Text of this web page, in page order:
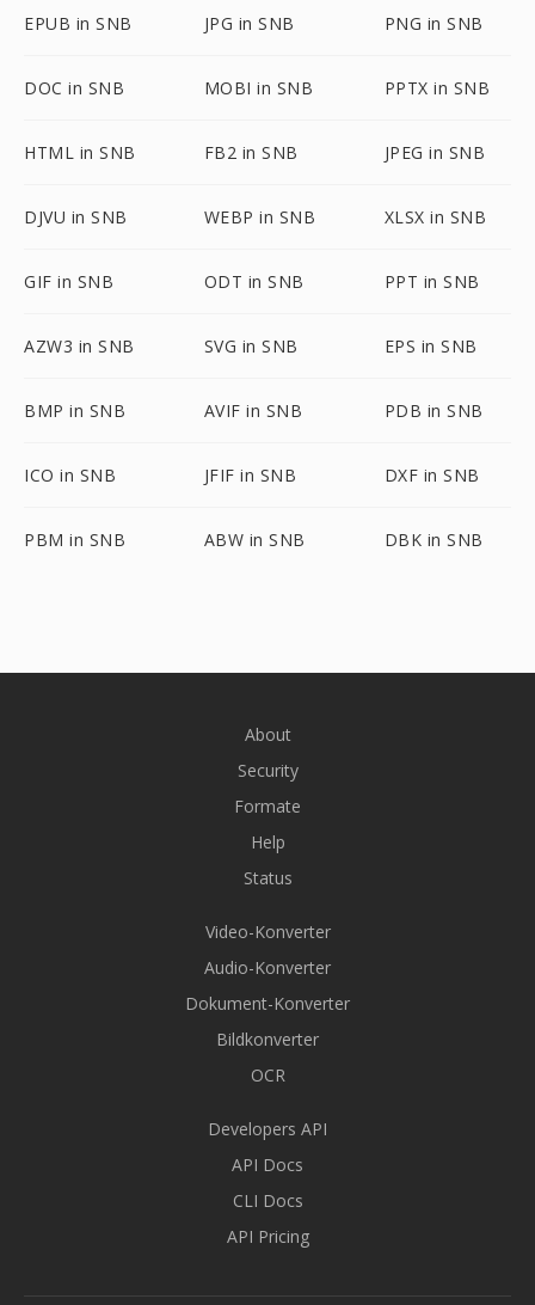
EPUB in SNB JPG in SNB PNG in SNB
DOC in SNB MOBI in SNB PPTX in SNB
HTML in SNB FB2 in SNB JPEG in SNB
DJVU in SNB WEBP in SNB XLSX in SNB
GIF in SNB ODT in SNB PPT in SNB
AZW3 in SNB SVG in SNB EPS in SNB
BMP in SNB AVIF in SNB PDB in SNB
ICO in SNB JFIF in SNB DXF in SNB
PBM in SNB ABW in SNB DBK in SNB
About
Security
Formate
Help
Status
Video-Konverter
Audio-Konverter
Dokument-Konverter
Bildkonverter
OCR
Developers API
API Docs
CLI Docs
API Pricing